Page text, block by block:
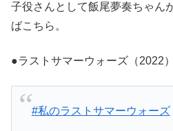
子役さんとして飯尾夢奏ちゃん
ばこちら。
●ラストサマーウォーズ（2022）
#私のラストサマーウォーズ